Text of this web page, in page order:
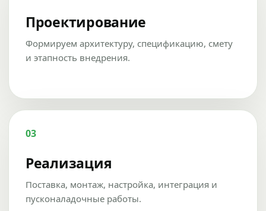
Проектирование
Формируем архитектуру, спецификацию, смету
и этапность внедрения.
03
Реализация
Поставка, монтаж, настройка, интеграция и
пусконаладочные работы.